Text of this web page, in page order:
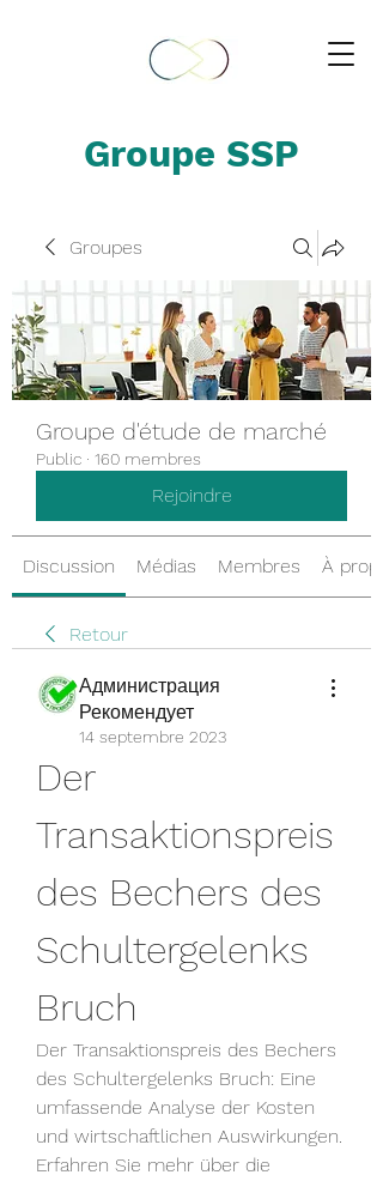
Groupe SSP
Groupes
Groupe d'étude de marché
Public · 160 membres
Rejoindre
Discussion Médias Membres À
Retour
Администрация
Рекомендует
14 septembre 2023
Der
Transaktionspreis
des Bechers des
Schultergelenks
Bruch
Der Transaktionspreis des Bechers
des Schultergelenks Bruch: Eine
umfassende Analyse der Kosten
und wirtschaftlichen Auswirkungen.
Erfahren Sie mehr über die